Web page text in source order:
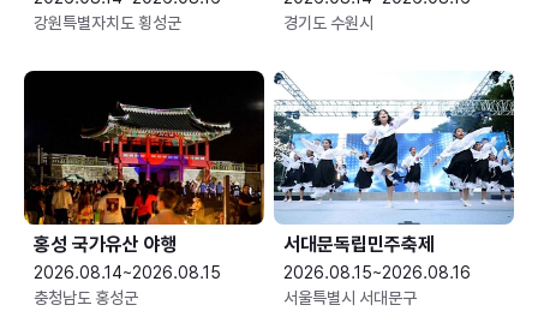
강원특별자치도 횡성군
경기도 수원시
홍성 국가유산 야행
2026.08.14~2026.08.15
충청남도 홍성군
서대문독립민주축제
2026.08.15~2026.08.16
서울특별시 서대문구